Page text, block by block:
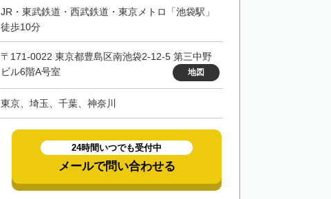
JR・東武鉄道・西武鉄道・東京メトロ「池袋駅」
徒歩10分
〒171-0022 東京都豊島区南池袋2-12-5 第三中野
ビル6階A号室
地図
東京、埼玉、千葉、神奈川
24時間いつでも受付中
メールで問い合わせる